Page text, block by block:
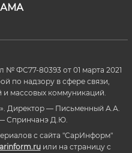
№ ФС77-80393 от 01 марта 2021
по надзору в сфере связи,
массовых коммуникаций.
Директор — Письменный А.А.
Спринчанэ Д.Ю.
с сайта "СарИнформ"
или на страницу с